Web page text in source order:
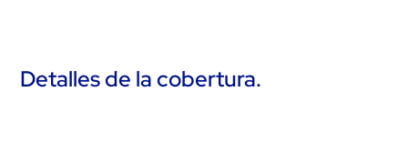
Detalles de la cobertura.